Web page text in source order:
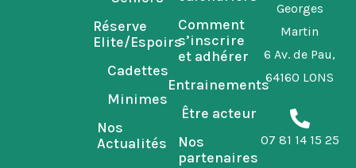
Réserve
Elite/Espoirs
Cadettes
Minimes
Nos
Actualités
Comment
s’inscrire
et adhérer
Entrainements
Être acteur
Nos
partenaires
Georges
Martin
6 Av. de Pau,
64160 LONS
07 81 14 15 25